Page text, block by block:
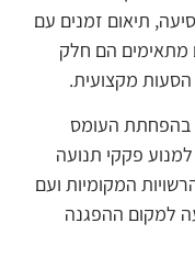
תיאום זמנים עם
מתאימים הם חלק
מקצועית.
בהפחתת העומס
פקקי תנועה
המקומיות ועם
למקום ההפגנה